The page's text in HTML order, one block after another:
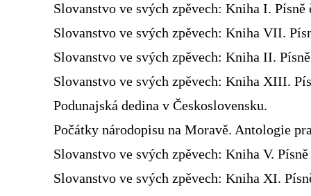
Slovanstvo ve svých zpěvech: Kniha I. Písně
Slovanstvo ve svých zpěvech: Kniha VII.
Slovanstvo ve svých zpěvech: Kniha II.
Slovanstvo ve svých zpěvech: Kniha XIII.
Podunajská dedina v Československu.
Počátky národopisu na Moravě. Antologie
Slovanstvo ve svých zpěvech: Kniha V.
Slovanstvo ve svých zpěvech: Kniha XI.